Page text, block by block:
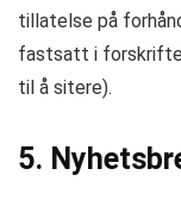
tillatelse på
fastsatt i
til å sitere).
5.